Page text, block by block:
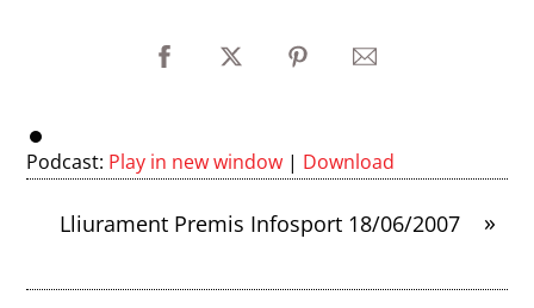
Podcast: Play in new window | Download
»
Lliurament Premis Infosport 18/06/2007